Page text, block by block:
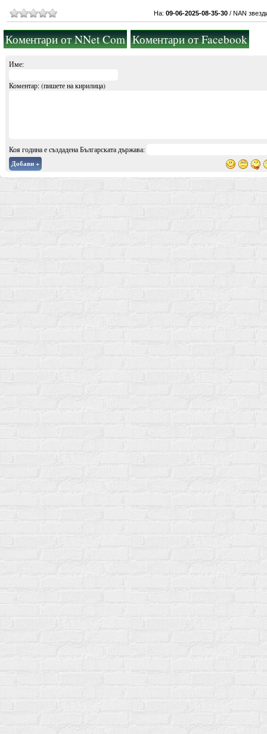
На: 09-06-2025-08-35-30 / NAN
Коментари от NNet Com Коментари от Facebook
Име:
Коментар: (пишете на кирилица)
Коя година е създадена Българската държава:
Добави +